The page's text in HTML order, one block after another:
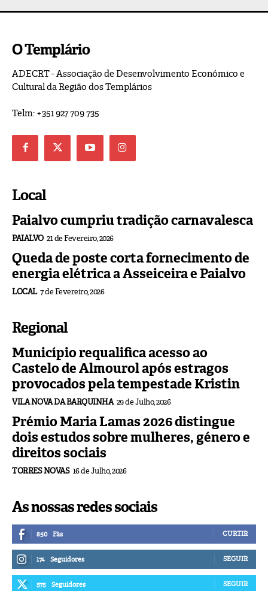
O Templário
ADECRT - Associação de Desenvolvimento Económico e
Cultural da Região dos Templários
Telm: +351 927 709 735
Local
Paialvo cumpriu tradição carnavalesca
PAIALVO 21 de Fevereiro, 2026
Queda de poste corta fornecimento de
energia elétrica a Asseiceira e Paialvo
LOCAL 7 de Fevereiro, 2026
Regional
Município requalifica acesso ao
Castelo de Almourol após estragos
provocados pela tempestade Kristin
VILA NOVA DA BARQUINHA 29 de Julho, 2026
Prémio Maria Lamas 2026 distingue
dois estudos sobre mulheres, género e
direitos sociais
TORRES NOVAS 16 de Julho, 2026
As nossas redes sociais
850 Fãs CURTIR
174 Seguidores SEGUIR
575 Seguidores SEGUIR